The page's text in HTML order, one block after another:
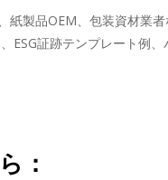
製品OEM、包装資材業者
ESG証跡テンプレート例
：